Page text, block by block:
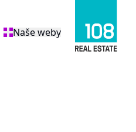
Naše weby